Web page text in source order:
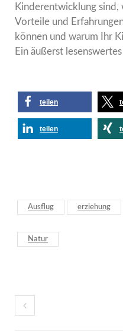
Kinderentwicklung sind,
Vorteile und
können und warum Ihr
Ein äußerst
teilen
teilen
Ausflug erziehung
Natur